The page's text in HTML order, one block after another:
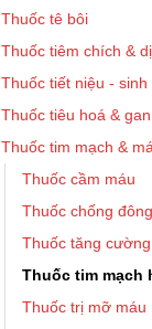
Thuốc tê bôi
Thuốc tiêm chích &
Thuốc tiết niệu - sinh
Thuốc tiêu hoá &
Thuốc tim mạch &
Thuốc cầm máu
Thuốc chống
Thuốc tăng
Thuốc tim mạch
Thuốc trị mỡ máu